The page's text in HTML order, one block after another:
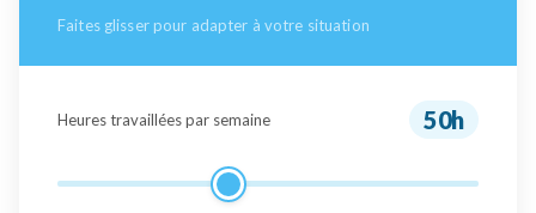
Faites glisser pour adapter à votre situation
Heures travaillées par semaine 50h